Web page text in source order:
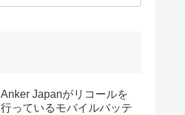
Anker Japanがリコールを
行っているモバイルバッテ